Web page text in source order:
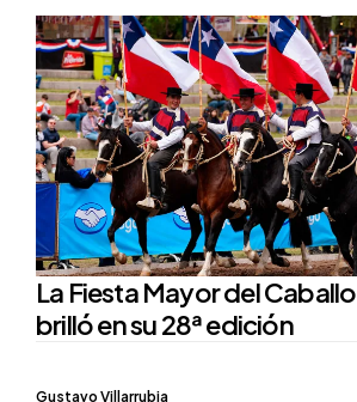
La Fiesta Mayor del
brilló en su 28ª edición
Posted
Gustavo Villarrubia